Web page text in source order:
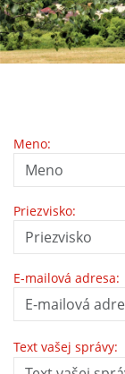
Meno:
Priezvisko:
E-mailová adresa:
Text vašej správy: